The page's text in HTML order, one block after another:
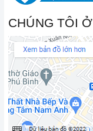
CHÚNG TÔI